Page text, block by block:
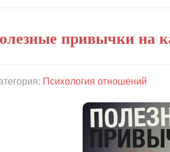
привычки на
Психология отношений